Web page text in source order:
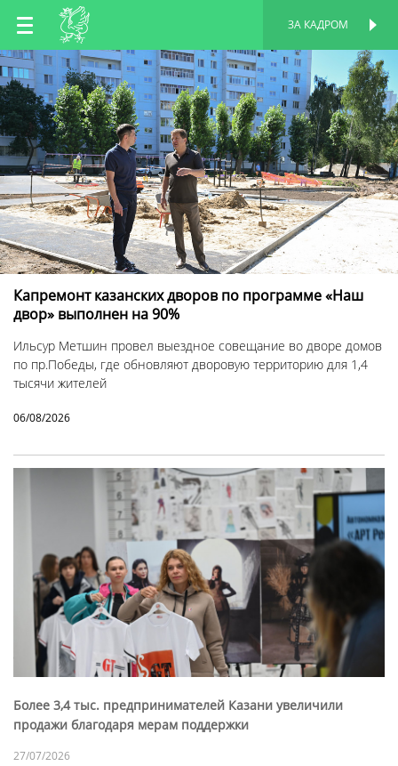
RU
EN
TT
ЗА КАДРОМ
Капремонт казанских дворов по программе «Наш
двор» выполнен на 90%
Ильсур Метшин провел выездное совещание во дворе домов
по пр.Победы, где обновляют дворовую территорию для 1,4
тысячи жителей
06/08/2026
Более 3,4 тыс. предпринимателей Казани увеличили
продажи благодаря мерам поддержки
27/07/2026
ПЕРСОНАЛЬНАЯ
СТРАНИЦА